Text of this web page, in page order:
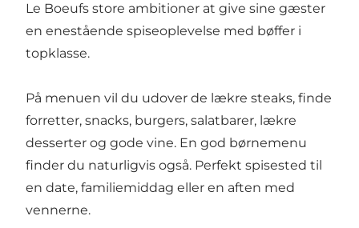
Le Boeufs store ambitioner at give sine gæster
en enestående spiseoplevelse med bøffer i
topklasse.
På menuen vil du udover de lækre steaks, finde
forretter, snacks, burgers, salatbarer, lækre
desserter og gode vine. En god børnemenu
finder du naturligvis også. Perfekt spisested til
en date, familiemiddag eller en aften med
vennerne.